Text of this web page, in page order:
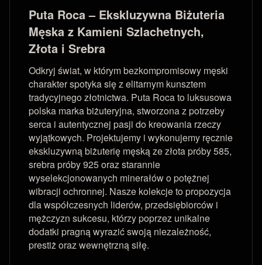
Puta Roca – Ekskluzywna Biżuteria
Męska z Kamieni Szlachetnych,
Złota i Srebra
Odkryj świat, w którym bezkompromisowy męski
charakter spotyka się z elitarnym kunsztem
tradycyjnego złotnictwa. Puta Roca to luksusowa
polska marka biżuteryjna, stworzona z potrzeby
serca i autentycznej pasji do kreowania rzeczy
wyjątkowych. Projektujemy i wykonujemy ręcznie
ekskluzywną biżuterię męską ze złota próby 585,
srebra próby 925 oraz starannie
wyselekcjonowanych minerałów o potężnej
wibracji ochronnej. Nasze kolekcje to propozycja
dla współczesnych liderów, przedsiębiorców i
mężczyzn sukcesu, którzy poprzez unikalne
dodatki pragną wyrazić swoją niezależność,
prestiż oraz wewnętrzną siłę.